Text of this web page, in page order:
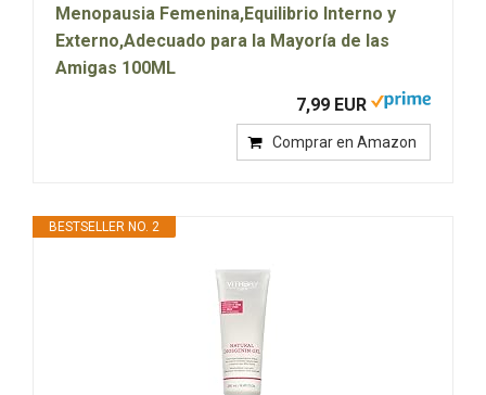
Menopausia Femenina,Equilibrio Interno y
Externo,Adecuado para la Mayoría de las
Amigas 100ML
7,99 EUR
Comprar en Amazon
BESTSELLER NO. 2